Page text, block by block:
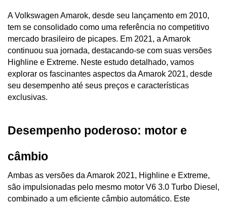
A Volkswagen Amarok, desde seu lançamento em 2010,
tem se consolidado como uma referência no competitivo
mercado brasileiro de picapes. Em 2021, a Amarok
continuou sua jornada, destacando-se com suas versões
Highline e Extreme. Neste estudo detalhado, vamos
explorar os fascinantes aspectos da Amarok 2021, desde
seu desempenho até seus preços e características
exclusivas.
Desempenho poderoso: motor e
câmbio
Ambas as versões da Amarok 2021, Highline e Extreme,
são impulsionadas pelo mesmo motor V6 3.0 Turbo Diesel,
combinado a um eficiente câmbio automático. Este